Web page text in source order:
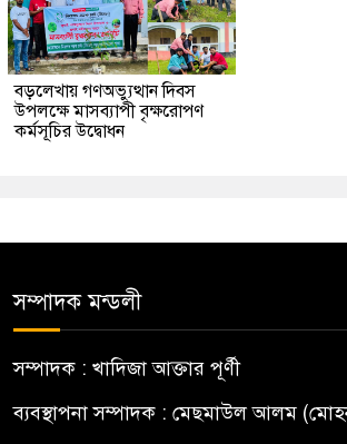
বড়লেখায় গণঅভ্যুত্থান দিবস
উপলক্ষে মাসব্যাপী বৃক্ষরোপণ
কর্মসূচির উদ্বোধন
সম্পাদক মন্ডলী
সম্পাদক : খাদিজা আক্তার পূর্ণী
ব্যবস্থাপনা সম্পাদক : মেছমাউল আলম